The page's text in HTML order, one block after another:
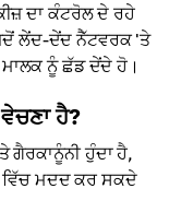
ਦਾ ਕੰਟਰੋਲ ਦੇ ਰਹੇ
ਲੇਂਦ-ਦੇਂਦ ਨੈੱਟਵਰਕ 'ਤੇ
ਮਾਲਕ ਨੂੰ ਛੱਡ ਦੇਂਦੇ ਹੋ।
ਹੈ?
ਗੈਰਕਾਨੂੰਨੀ ਹੁੰਦਾ ਹੈ,
ਵਿੱਚ ਮਦਦ ਕਰ ਸਕਦੇ